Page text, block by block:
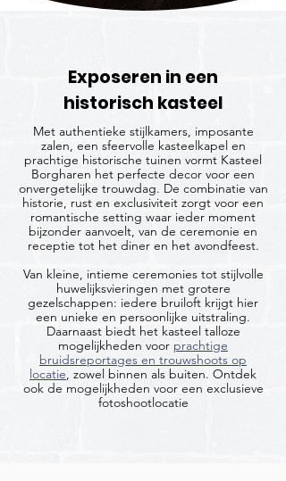
Exposeren in een
historisch kasteel
Met authentieke stijlkamers, imposante
zalen, een sfeervolle kasteelkapel en
prachtige historische tuinen vormt Kasteel
Borgharen het perfecte decor voor een
onvergetelijke trouwdag. De combinatie van
historie, rust en exclusiviteit zorgt voor een
romantische setting waar ieder moment
bijzonder aanvoelt, van de ceremonie en
receptie tot het diner en het avondfeest.
Van kleine, intieme ceremonies tot stijlvolle
huwelijksvieringen met grotere
gezelschappen: iedere bruiloft krijgt hier
een unieke en persoonlijke uitstraling.
Daarnaast biedt het kasteel talloze
mogelijkheden voor prachtige
bruidsreportages en trouwshoots op
locatie, zowel binnen als buiten. Ontdek
ook de mogelijkheden voor een exclusieve
fotoshootlocatie